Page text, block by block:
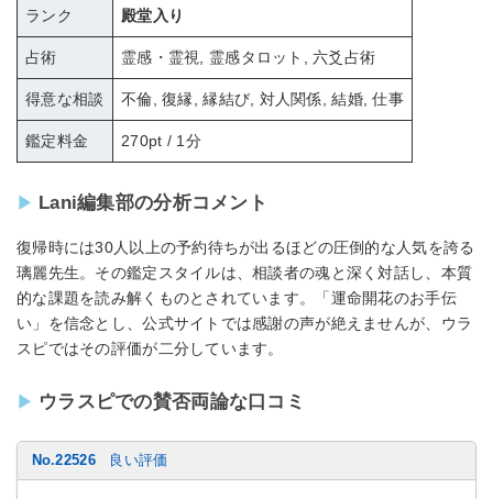
ランク 殿堂入り
占術 霊感・霊視, 霊感タロット, 六爻占術
得意な相談 不倫, 復縁, 縁結び, 対人関係, 結婚, 仕事
鑑定料金 270pt / 1分
Lani編集部の分析コメント
復帰時には30人以上の予約待ちが出るほどの圧倒的な人気を誇る
璃麗先生。その鑑定スタイルは、相談者の魂と深く対話し、本質
的な課題を読み解くものとされています。「運命開花のお手伝
い」を信念とし、公式サイトでは感謝の声が絶えませんが、ウラ
スピではその評価が二分しています。
ウラスピでの賛否両論な口コミ
No.22526 良い評価